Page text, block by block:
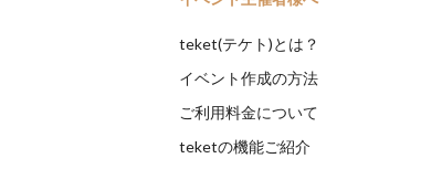
teket(テケト)とは？
イベント作成の方法
ご利用料金について
teketの機能ご紹介